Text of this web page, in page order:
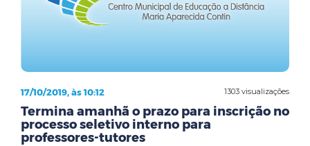
1303 visualizações
17/10/2019, às 10:12
Termina amanhã o prazo para inscrição no
processo seletivo interno para
professores-tutores